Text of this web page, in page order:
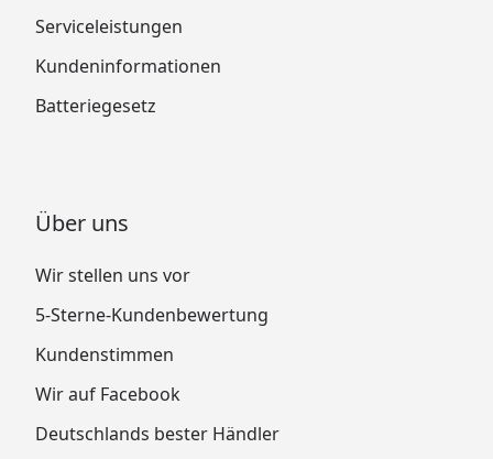
Serviceleistungen
Kundeninformationen
Batteriegesetz
Über uns
Wir stellen uns vor
5-Sterne-Kundenbewertung
Kundenstimmen
Wir auf Facebook
Deutschlands bester Händler